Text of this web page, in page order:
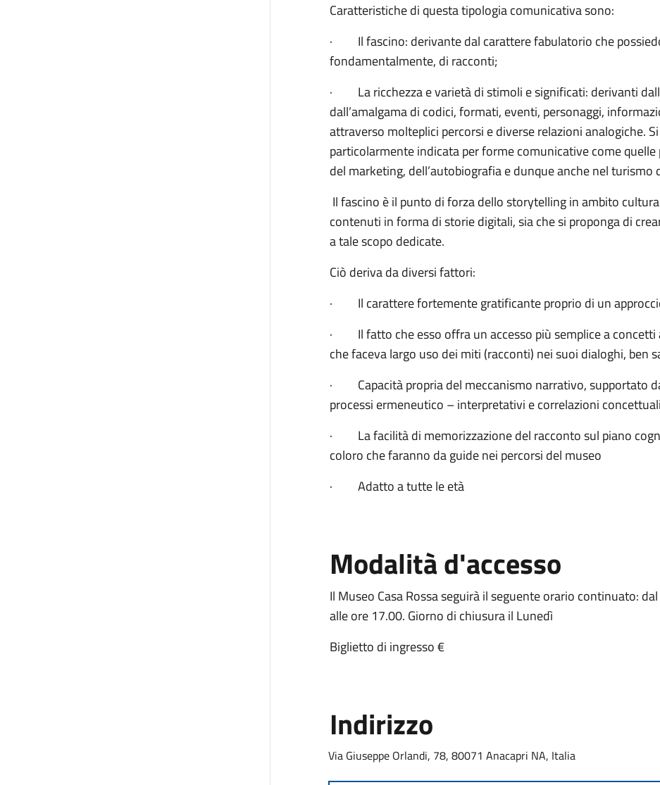
Caratteristiche di questa tipologia comunicativa sono:
· Il fascino: derivante dal carattere fabulatorio che
fondamentalmente, di racconti;
· La ricchezza e varietà di stimoli e significati: derivanti
dall’amalgama di codici, formati, eventi, personaggi,
attraverso molteplici percorsi e diverse relazioni analogiche.
particolarmente indicata per forme comunicative come
del marketing, dell’autobiografia e dunque anche nel turismo
Il fascino è il punto di forza dello storytelling in ambito
contenuti in forma di storie digitali, sia che si proponga di
a tale scopo dedicate.
Ciò deriva da diversi fattori:
· Il carattere fortemente gratificante proprio di un
· Il fatto che esso offra un accesso più semplice a
che faceva largo uso dei miti (racconti) nei suoi dialoghi, ben
· Capacità propria del meccanismo narrativo, supportato
processi ermeneutico – interpretativi e correlazioni
· La facilità di memorizzazione del racconto sul piano
coloro che faranno da guide nei percorsi del museo
· Adatto a tutte le età
Modalità d'accesso
Il Museo Casa Rossa seguirà il seguente orario continuato:
alle ore 17.00. Giorno di chiusura il Lunedì
Biglietto di ingresso €
Indirizzo
Via Giuseppe Orlandi, 78, 80071 Anacapri NA, Italia